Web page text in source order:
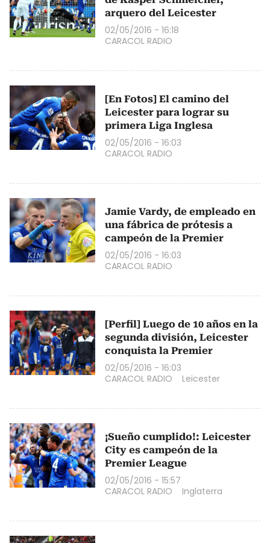
arquero del Leicester
02/05/2016 - 16:18
CARACOL RADIO
[En Fotos] El camino del
Leicester para lograr su
primera Liga Inglesa
02/05/2016 - 16:03
CARACOL RADIO
Jamie Vardy, de empleado en
una fábrica de prótesis a
campeón de la Premier
02/05/2016 - 16:03
CARACOL RADIO
[Perfil] Luego de 10 años en la
segunda división, Leicester
conquista la Premier
02/05/2016 - 16:03
CARACOL RADIO
Leicester
¡Sueño cumplido!: Leicester
City es campeón de la
Premier League
02/05/2016 - 15:57
CARACOL RADIO
Inglaterra